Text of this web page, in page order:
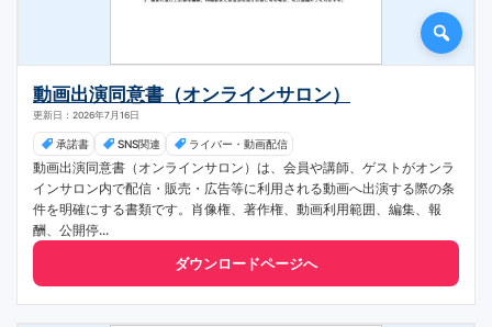
動画出演同意書（オンラインサロン）
更新日：2026年7月16日
承諾書 SNS関連 ライバー・動画配信
動画出演同意書（オンラインサロン）は、会員や講師、ゲストがオンラ
インサロン内で配信・販売・広告等に利用される動画へ出演する際の条
件を明確にする書類です。肖像権、著作権、動画利用範囲、編集、報
酬、公開停...
ダウンロードページへ